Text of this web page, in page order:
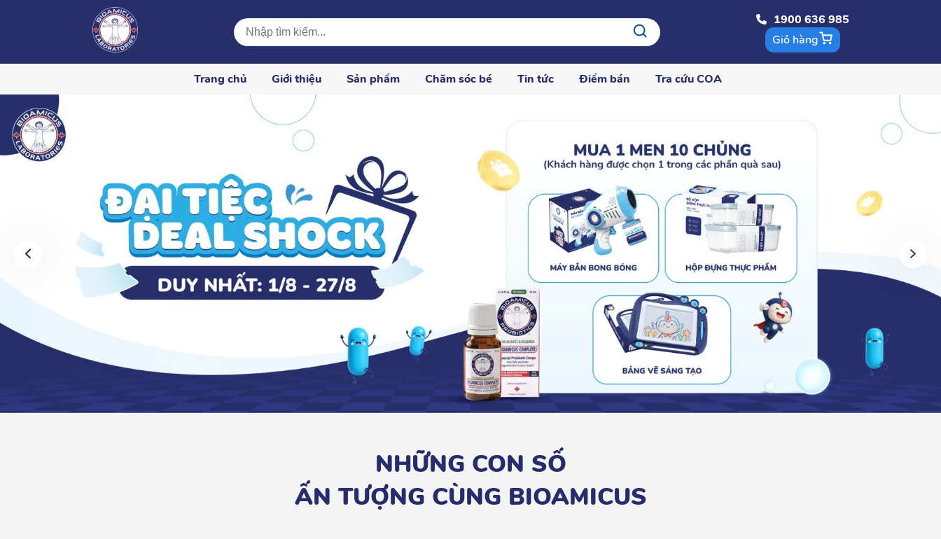
1900 636 985
Giỏ hàng
Trang chủ Giới thiệu Sản phẩm Chăm sóc bé Tin tức Điểm bán Tra cứu COA
NHỮNG CON SỐ
ẤN TƯỢNG CÙNG BIOAMICUS